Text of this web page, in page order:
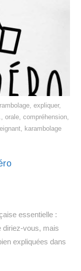
expliquer,
compréhension,
karambolage
essentielle :
diriez-vous, mais
expliquées dans